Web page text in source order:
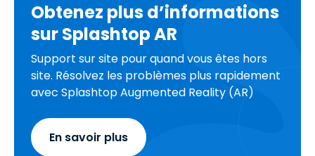
Obtenez plus d’informations
sur Splashtop AR
Support sur site pour quand vous êtes hors
site. Résolvez les problèmes plus rapidement
avec Splashtop Augmented Reality (AR)
En savoir plus